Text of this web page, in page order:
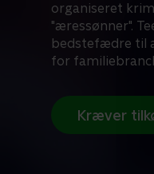
organiseret
"æressønner".
bedstefædre til
for
Kræver